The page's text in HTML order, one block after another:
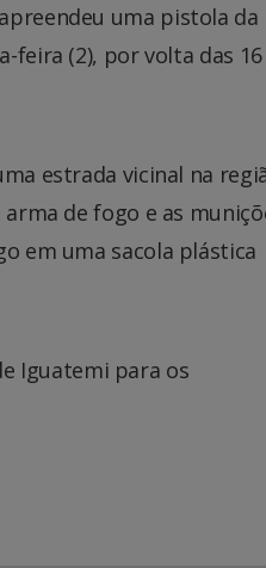
uma pistola da
feira (2), por volta das 16
estrada vicinal na
de fogo e as
em uma sacola plástica
Iguatemi para os